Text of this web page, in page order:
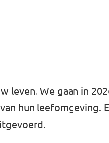
leven. We gaan in
hun leefomgeving.